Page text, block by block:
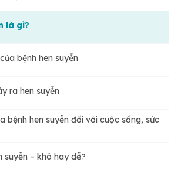
là gì?
bệnh hen suyễn
ra hen suyễn
bệnh hen suyễn đối với cuộc sống, sức
suyễn – khó hay dễ?